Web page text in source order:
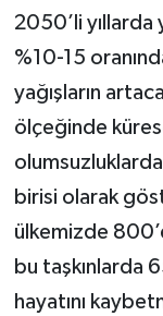
2050’li yıllarda
%10-15
yağışların
ölçeğinde
birisi olarak
ülkemizde
bu taşkınlarda
hayatını